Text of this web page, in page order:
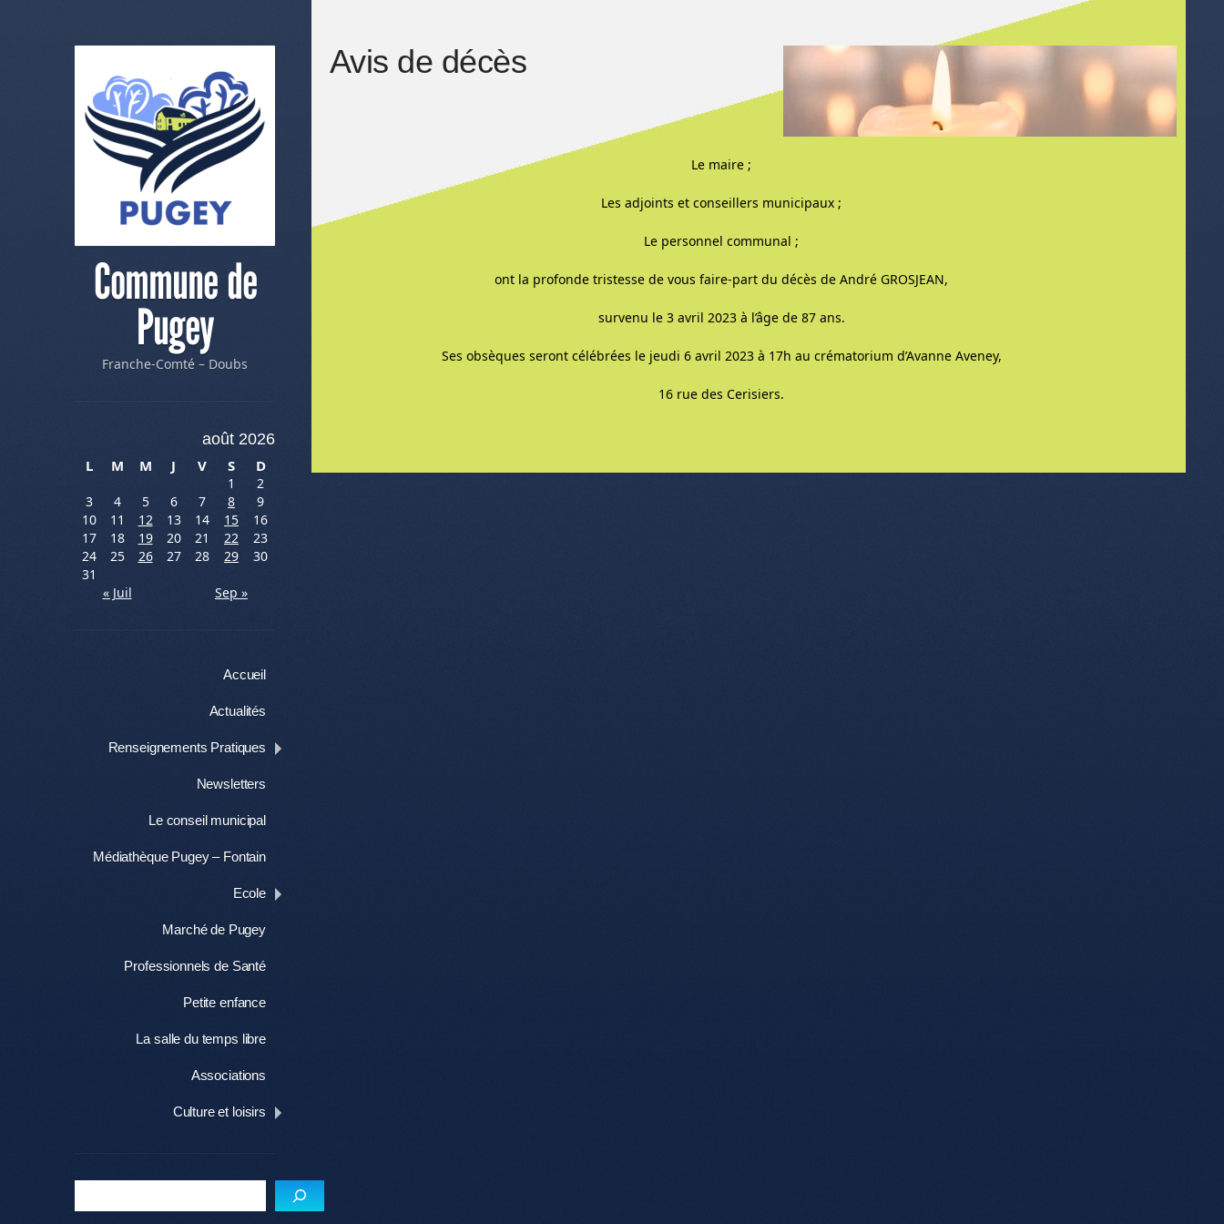
Commune de
Pugey
Franche-Comté – Doubs
août 2026
L
M M J V S D
1
2
3
4 5 6 7 8
9
10
11 12 13 14 15
16
17
18 19 20 21 22
23
24
25 26 27 28 29
30
31
« Juil
Sep »
Accueil
Actualités
Renseignements Pratiques
Newsletters
Le conseil municipal
Médiathèque Pugey – Fontain
Ecole
Marché de Pugey
Professionnels de Santé
Petite enfance
La salle du temps libre
Associations
Culture et loisirs
Avis de décès
Le maire ;
Les adjoints et conseillers municipaux ;
Le personnel communal ;
ont la profonde tristesse de vous faire-part du décès de André GROSJEAN,
survenu le 3 avril 2023 à l’âge de 87 ans.
Ses obsèques seront célébrées le jeudi 6 avril 2023 à 17h au crématorium d’Avanne Aveney,
16 rue des Cerisiers.
Menu de l'article